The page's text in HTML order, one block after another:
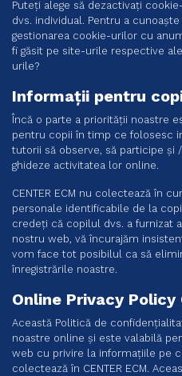
Puteți alege să dezactivați
dvs. individual. Pentru a
gestionarea cookie-urilor cu
fi găsit pe site-urile respective
urile?
Informații pentru
Încă o parte a priorității noastre
pentru copii în timp ce folosesc
tutorii să observe, să participe și
ghideze activitatea lor online.
CENTER ECM nu colectează în
personale identificabile de la
credeți că copilul dvs. a furnizat
nostru web, vă încurajăm
vom face tot posibilul ca să
înregistrările noastre.
Online Privacy Policy
Această Politică de
noastre online și este valabilă
web cu privire la informațiile pe
colectează în CENTER ECM.